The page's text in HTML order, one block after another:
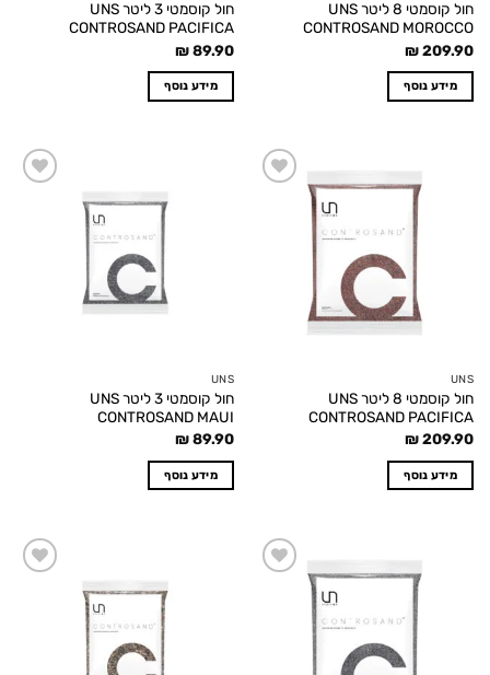
חול קוסמטי 8 ליטר UNS
CONTROSAND MOROCCO
₪209.90
מידע נוסף
חול קוסמטי 3 ליטר UNS
CONTROSAND PACIFICA
₪89.90
מידע נוסף
UNS
חול קוסמטי 8 ליטר UNS
CONTROSAND PACIFICA
₪209.90
מידע נוסף
UNS
חול קוסמטי 3 ליטר UNS
CONTROSAND MAUI
₪89.90
מידע נוסף